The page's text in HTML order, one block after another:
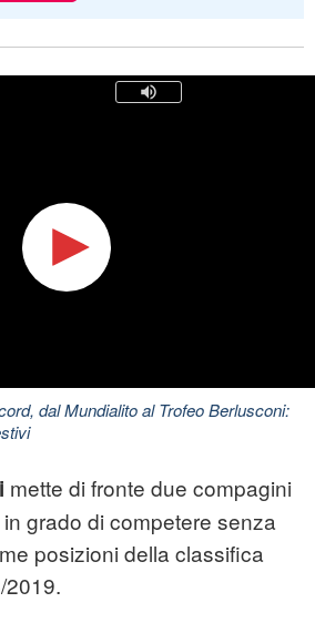
dal Mundialito al Trofeo Berlusconi:
mette di fronte due compagini
grado di competere senza
posizioni della classifica